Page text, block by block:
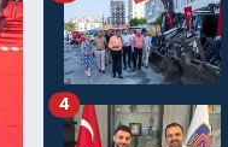
4